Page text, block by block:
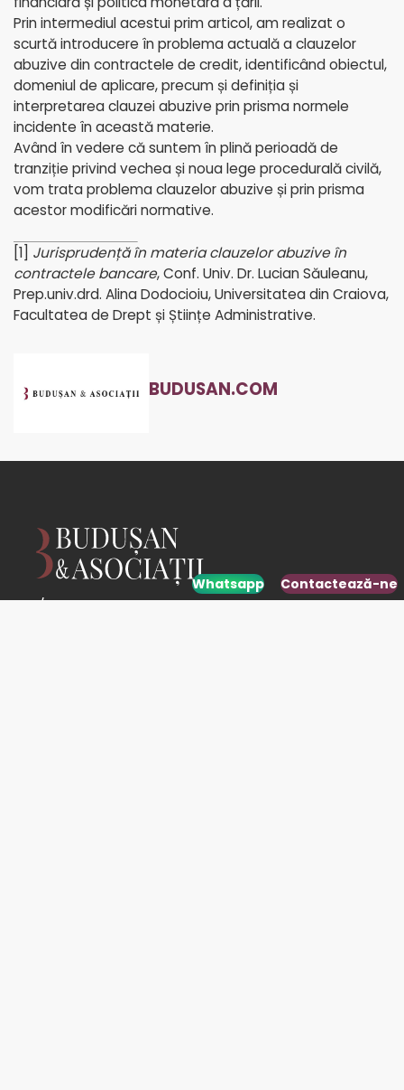
Prin intermediul acestui prim articol, am realizat o
scurtă introducere în problema actuală a clauzelor
abuzive din contractele de credit, identificând obiectul,
domeniul de aplicare, precum și definiția și
interpretarea clauzei abuzive prin prisma normele
incidente în această materie.
Având în vedere că suntem în plină perioadă de
tranziție privind vechea și noua lege procedurală civilă,
vom trata problema clauzelor abuzive și prin prisma
acestor modificări normative.
[1] Jurisprudență în materia clauzelor abuzive în
contractele bancare, Conf. Univ. Dr. Lucian Săuleanu,
Prep.univ.drd. Alina Dodocioiu, Universitatea din Craiova,
Facultatea de Drept și Științe Administrative.
BUDUSAN.COM
Whatsapp Contactează-ne
5/5Seethe 31 reviewspowered by Google